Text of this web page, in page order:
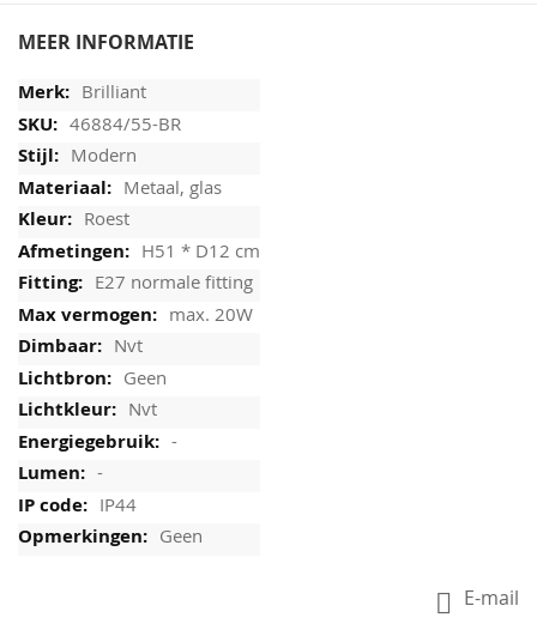
MEER INFORMATIE
Brilliant
46884/55-BR
Modern
Metaal, glas
Roest
H51 * D12 cm
E27 normale fitting
max. 20W
Nvt
Geen
Nvt
-
-
IP44
Geen
E-mail